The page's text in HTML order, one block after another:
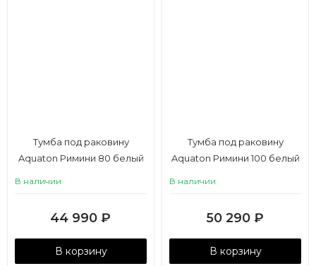
Тумба под раковину
Aquaton Римини 80 белый
В наличии
44 990 ₽
В корзину
Тумба под раковину
Aquaton Римини 100 белый
В наличии
50 290 ₽
В корзину